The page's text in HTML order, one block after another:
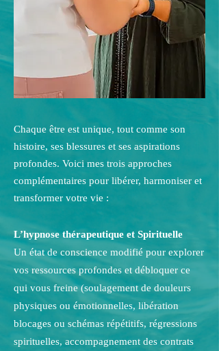
Chaque être est unique, tout comme son
histoire, ses blessures et ses aspirations
profondes. Voici mes trois approches
complémentaires pour libérer, harmoniser et
transformer votre vie :
L’hypnose thérapeutique et Spirituelle
Un état de conscience modifié pour explorer
vos ressources profondes et débloquer ce
qui vous freine (soulagement de douleurs
physiques ou émotionnelles, libération
blocages ou schémas répétitifs, régressions
spirituelles, accompagnement des contrats